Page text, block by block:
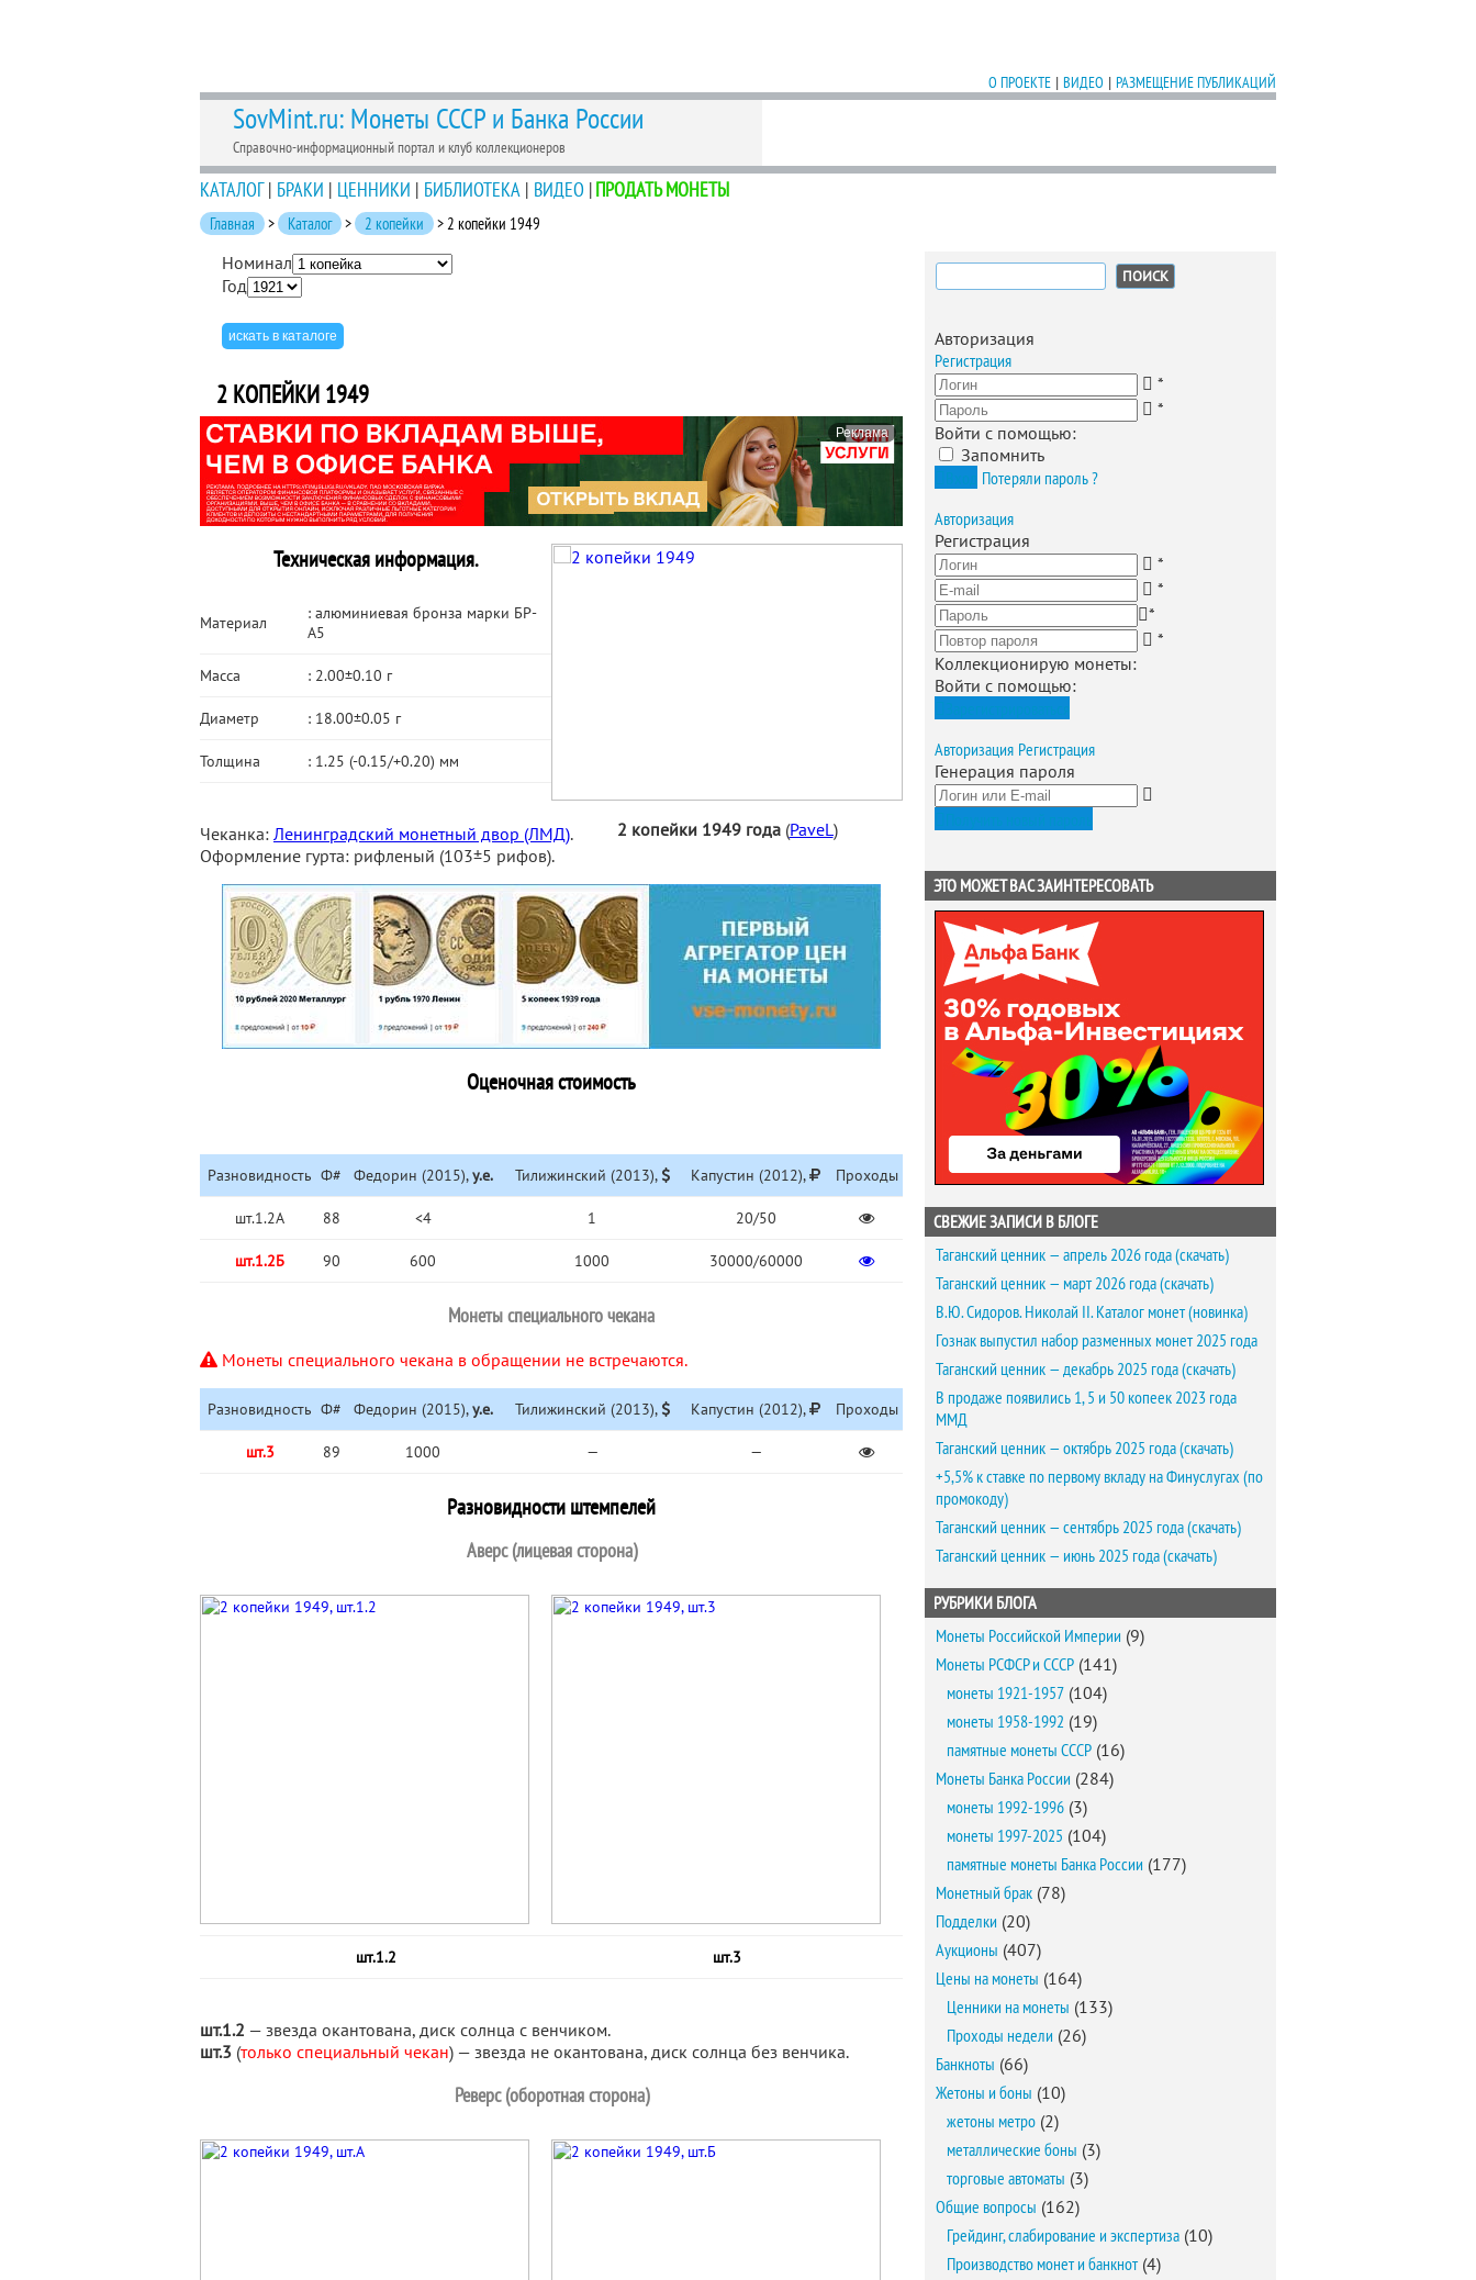
О ПРОЕКТЕ | ВИДЕО | РАЗМЕЩЕНИЕ ПУБЛИКАЦИЙ
SovMint.ru: Монеты СССР и Банка России
Справочно-информационный портал и клуб коллекционеров
КАТАЛОГ| БРАКИ | ЦЕННИКИ | БИБЛИОТЕКА | ВИДЕО |ПРОДАТЬ МОНЕТЫ
Главная > Каталог > 2 копейки > 2 копейки 1949
Номинал
Год
2 КОПЕЙКИ 1949
Реклама
Техническая информация.
Материал
: алюминиевая бронза марки БР-
А5
Масса : 2.00±0.10 г
Диаметр : 18.00±0.05 г
Толщина : 1.25 (-0.15/+0.20) мм
2 копейки 1949 года(PaveL)
Чеканка: Ленинградский монетный двор (ЛМД).
Оформление гурта: рифленый (103±5 рифов).
Оценочная стоимость
Разновидность Ф# Федорин (2015),у.е. Тилижинский (2013), Капустин (2012), Проходы
шт.1.2А 88 <4 1 20/50
шт.1.2Б 90 600 1000 30000/60000
Монеты специального чекана
Монеты специального чекана в обращении не встречаются.
Разновидность Ф# Федорин (2015),у.е. Тилижинский (2013), Капустин (2012), Проходы
шт.3 89 1000 — —
Разновидности штемпелей
Аверс (лицевая сторона)
шт.1.2 шт.3
шт.1.2 — звезда окантована, диск солнца с венчиком.
шт.3 (только специальный чекан) — звезда не окантована, диск солнца без венчика.
Реверс (оборотная сторона)
Найти:
Авторизация
Регистрация
*
*
Войти с помощью:
Запомнить
Потеряли пароль ?
Авторизация
Регистрация
*
*
*
*
Коллекционирую монеты:
Войти с помощью:
Авторизация Регистрация
Генерация пароля
ЭТО МОЖЕТ ВАС ЗАИНТЕРЕСОВАТЬ
СВЕЖИЕ ЗАПИСИ В БЛОГЕ
Таганский ценник — апрель 2026 года (скачать)
Таганский ценник — март 2026 года (скачать)
В.Ю. Сидоров. Николай II. Каталог монет (новинка)
Гознак выпустил набор разменных монет 2025 года
Таганский ценник — декабрь 2025 года (скачать)
В продаже появились 1, 5 и 50 копеек 2023 года
ММД
Таганский ценник — октябрь 2025 года (скачать)
+5,5% к ставке по первому вкладу на Финуслугах (по
промокоду)
Таганский ценник — сентябрь 2025 года (скачать)
Таганский ценник — июнь 2025 года (скачать)
РУБРИКИ БЛОГА
Монеты Российской Империи (9)
Монеты РСФСР и СССР (141)
монеты 1921-1957 (104)
монеты 1958-1992 (19)
памятные монеты СССР (16)
Монеты Банка России (284)
монеты 1992-1996 (3)
монеты 1997-2025 (104)
памятные монеты Банка России (177)
Монетный брак (78)
Подделки (20)
Аукционы (407)
Цены на монеты (164)
Ценники на монеты (133)
Проходы недели (26)
Банкноты (66)
Жетоны и боны (10)
жетоны метро (2)
металлические боны (3)
торговые автоматы (3)
Общие вопросы (162)
Грейдинг, слабирование и экспертиза (10)
Производство монет и банкнот(4)